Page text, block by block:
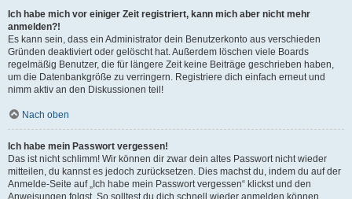
Ich habe mich vor einiger Zeit registriert, kann mich aber nicht mehr
anmelden?!
Es kann sein, dass ein Administrator dein Benutzerkonto aus verschieden
Gründen deaktiviert oder gelöscht hat. Außerdem löschen viele Boards
regelmäßig Benutzer, die für längere Zeit keine Beiträge geschrieben haben,
um die Datenbankgröße zu verringern. Registriere dich einfach erneut und
nimm aktiv an den Diskussionen teil!
Nach oben
Ich habe mein Passwort vergessen!
Das ist nicht schlimm! Wir können dir zwar dein altes Passwort nicht wieder
mitteilen, du kannst es jedoch zurücksetzen. Dies machst du, indem du auf der
Anmelde-Seite auf „Ich habe mein Passwort vergessen“ klickst und den
Anweisungen folgst. So solltest du dich schnell wieder anmelden können.